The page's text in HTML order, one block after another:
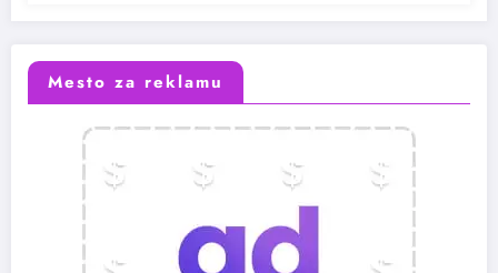
Mesto za reklamu